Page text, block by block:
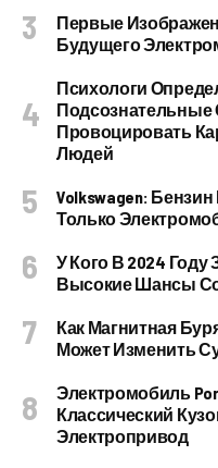
Первые
Будущего
Психологи
Провоцировать
Людей
Volkswagen:
Только
У Кого В 2024
Высокие Шансы
Как Магнитная
Может Изменить
Электромобиль
Классический
Электропривод